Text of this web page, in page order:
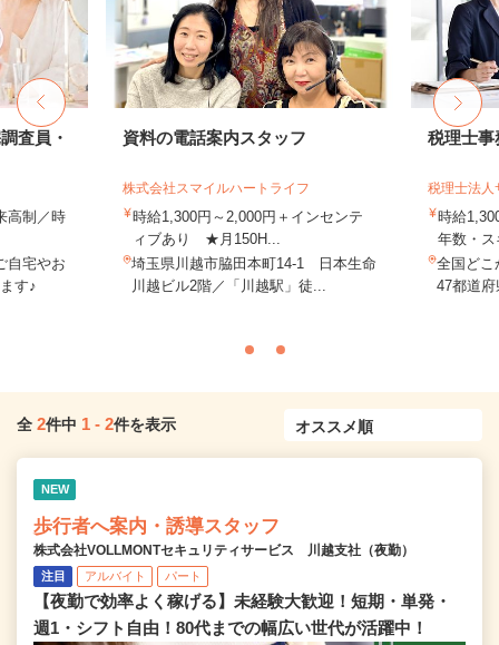
査員・
高制／時
宅やお
す♪
資料の電話案内スタッフ
株式会社スマイルハートライフ
時給1,300円～2,000円＋インセンテ
ィブあり ★月150H...
埼玉県川越市脇田本町14-1 日本生命
川越ビル2階／「川越駅」徒...
税理士事
税理士法人
時給
年数・
全国どこ
47都道
全 2件中 1 - 2件を表示
NEW
歩行者へ案内・誘導スタッフ
株式会社VOLLMONTセキュリティサービス 川越支社（夜勤）
注目 アルバイト パート
【夜勤で効率よく稼げる】未経験大歓迎！短期・単発・
週1・シフト自由！80代までの幅広い世代が活躍中！